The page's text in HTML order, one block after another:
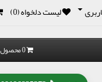
لیست دلخواه (0)
0 محصول - 0 تومان